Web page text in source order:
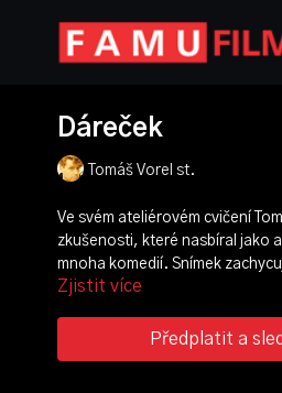
Dáreček
Tomáš Vorel st.
Ve svém ateliérovém cvičení
zkušenosti, které nasbíral jako
mnoha komedií. Snímek
manželů Eva a Václava.
hosta však podezření, obzvlášť
kufru zbraň.
Zjistit více
Předplatit a